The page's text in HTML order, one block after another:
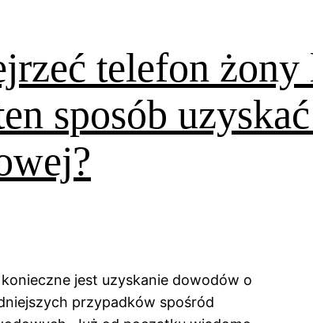
telefon żony
sposób
jest uzyskanie dowodów o
przypadków spośród